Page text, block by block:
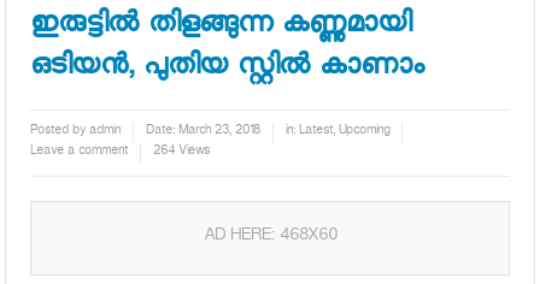
ഇരുട്ടില്‍ തിളങ്ങുന്ന കണ്ണുമായി
ഒടിയന്‍, പുതിയ സ്റ്റില്‍ കാണാം
Posted byadmin Date:March 23, 2018 in:Latest,Upcoming
Leave a comment
264 Views
AD HERE: 468X60